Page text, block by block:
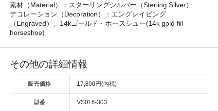
素材（Material）：スターリングシルバー（Sterling Silver）
デコレーション（Decoration）：エングレイビング
（Engraved）、14kゴールド・ホースシュー(14k gold fill
horseshoe)
その他の詳細情報
販売価格 17,800円(内税)
型番 VS016-303